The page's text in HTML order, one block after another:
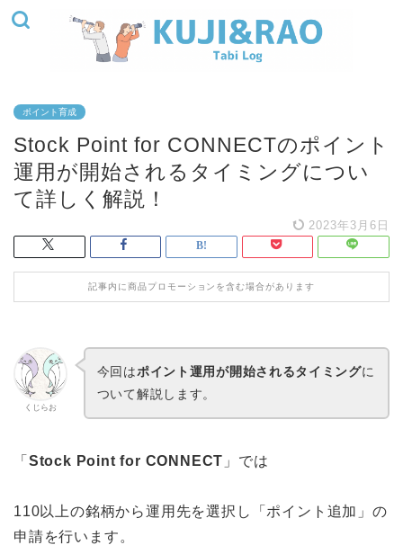
ポイント育成
Stock Point for CONNECTのポイント
運用が開始されるタイミングについ
て詳しく解説！
2023年3月6日
記事内に商品プロモーションを含む場合があります
くじらお
今回はポイント運用が開始されるタイミングに
ついて解説します。
「 Stock Point for CONNECT 」では
110以上の銘柄から運用先を選択し「ポイント追加」の
申請を行います。